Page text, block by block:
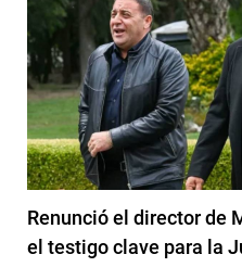
Renunció el director de
el testigo clave para la